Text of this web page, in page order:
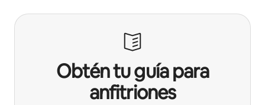
Obtén tu guía para
anfitriones